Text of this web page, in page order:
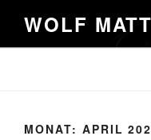
Inhalt
springen
WOLF
MONAT: APRIL